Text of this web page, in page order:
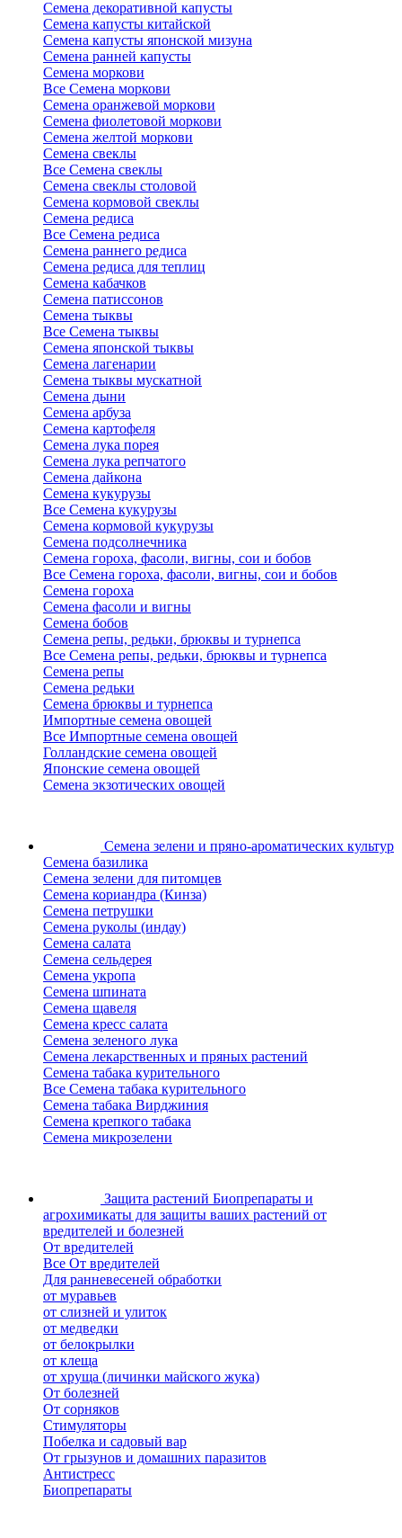
Семена декоративной капусты
Семена капусты китайской
Семена капусты японской мизуна
Семена ранней капусты
Семена моркови
Все Семена моркови
Семена оранжевой моркови
Семена фиолетовой моркови
Семена желтой моркови
Семена свеклы
Все Семена свеклы
Семена свеклы столовой
Семена кормовой свеклы
Семена редиса
Все Семена редиса
Семена раннего редиса
Семена редиса для теплиц
Семена кабачков
Семена патиссонов
Семена тыквы
Все Семена тыквы
Семена японской тыквы
Семена лагенарии
Семена тыквы мускатной
Семена дыни
Семена арбуза
Семена картофеля
Семена лука порея
Семена лука репчатого
Семена дайкона
Семена кукурузы
Все Семена кукурузы
Семена кормовой кукурузы
Семена подсолнечника
Семена гороха, фасоли, вигны, сои и бобов
Все Семена гороха, фасоли, вигны, сои и бобов
Семена гороха
Семена фасоли и вигны
Семена бобов
Семена репы, редьки, брюквы и турнепса
Все Семена репы, редьки, брюквы и турнепса
Семена репы
Семена редьки
Семена брюквы и турнепса
Импортные семена овощей
Все Импортные семена овощей
Голландские семена овощей
Японские семена овощей
Семена экзотических овощей
Семена зелени и пряно-ароматических культур
Семена базилика
Семена зелени для питомцев
Семена кориандра (Кинза)
Семена петрушки
Семена руколы (индау)
Семена салата
Семена сельдерея
Семена укропа
Семена шпината
Семена щавеля
Семена кресс салата
Семена зеленого лука
Семена лекарственных и пряных растений
Семена табака курительного
Все Семена табака курительного
Семена табака Вирджиния
Семена крепкого табака
Семена микрозелени
Защита растений Биопрепараты и
агрохимикаты для защиты ваших растений от
вредителей и болезней
От вредителей
Все От вредителей
Для ранневесеней обработки
от муравьев
от слизней и улиток
от медведки
от белокрылки
от клеща
от хруща (личинки майского жука)
От болезней
От сорняков
Стимуляторы
Побелка и садовый вар
От грызунов и домашних паразитов
Антистресс
Биопрепараты